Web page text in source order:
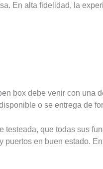
En alta fidelidad, la
box debe venir con una
o se entrega de
que todas sus
en buen estado.